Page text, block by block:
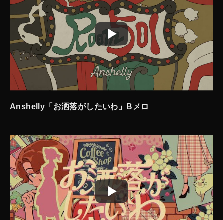
Anshelly「お洒落がしたいわ」Bメロ